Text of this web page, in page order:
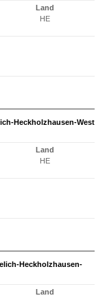
Land
HE
Heckholzhausen-West
Land
HE
Heckholzhausen-
Land